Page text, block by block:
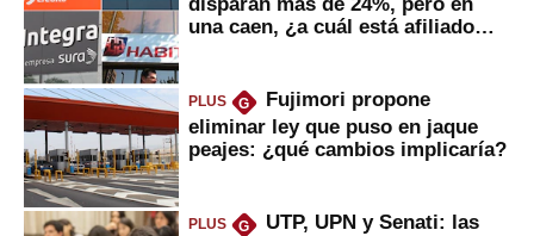
una caen, ¿a cuál está afiliado
PLUS G
Fujimori propone
eliminar ley que puso en jaque
peajes: ¿qué cambios implicaría?
PLUS G
UTP, UPN y Senati: las